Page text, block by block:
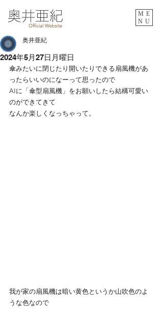
ME
NU
2024年5月27日月曜日
奥井亜紀
傘みたいに閉じたり開いたりできる扇風機があ
ったらいいのになーって思ったので
AIに「傘型扇風機」をお願いしたら結構可愛い
のができてきて
なんか楽しくなっちゃって。
我が家の扇風機は暗い黄色というか山吹色のよ
うな色なので